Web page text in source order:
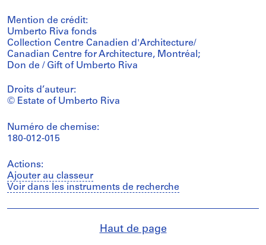
Mention de crédit:
Umberto Riva fonds
Collection Centre Canadien d'Architecture/
Canadian Centre for Architecture, Montréal;
Don de / Gift of Umberto Riva
Droits d’auteur:
© Estate of Umberto Riva
Numéro de chemise:
180-012-015
Actions:
Ajouter au classeur
Voir dans les instruments de recherche
Haut de page